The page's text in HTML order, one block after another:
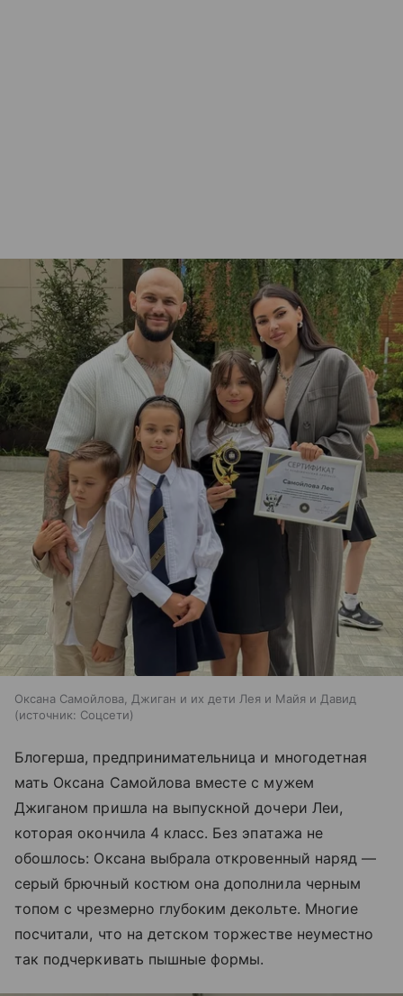
Оксана Самойлова, Джиган и их дети Лея и Майя и Давид
источник: Соцсети
Блогерша, предпринимательница и многодетная
мать Оксана Самойлова вместе с мужем
Джиганом пришла на выпускной дочери Леи,
которая окончила 4 класс. Без эпатажа не
обошлось: Оксана выбрала откровенный наряд —
серый брючный костюм она дополнила черным
топом с чрезмерно глубоким декольте. Многие
посчитали, что на детском торжестве неуместно
так подчеркивать пышные формы.